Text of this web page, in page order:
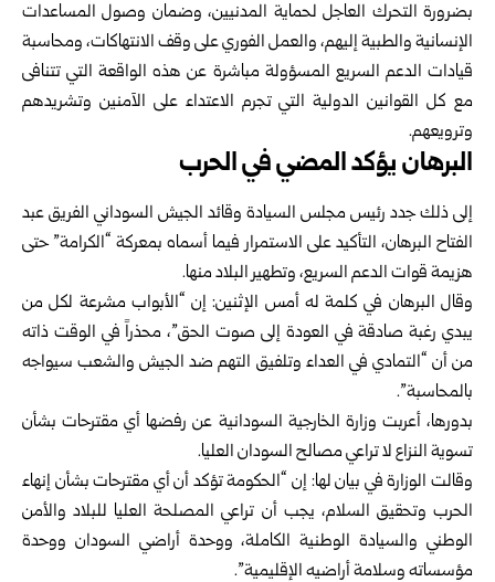
بضرورة التحرك العاجل لحماية المدنيين، وضمان وصول المساعدات
الإنسانية والطبية إليهم، والعمل الفوري على وقف الانتهاكات، ومحاسبة
قيادات الدعم السريع المسؤولة مباشرة عن هذه الواقعة التي تتنافى
مع كل القوانين الدولية التي تجرم الاعتداء على الآمنين وتشريدهم
وترويعهم.
البرهان يؤكد المضي في الحرب
إلى ذلك جدد رئيس مجلس السيادة وقائد الجيش السوداني الفريق عبد
الفتاح البرهان، التأكيد على الاستمرار فيما أسماه بمعركة “الكرامة” حتى
هزيمة قوات الدعم السريع، وتطهير البلاد منها.
وقال البرهان في كلمة له أمس الإثنين: إن “الأبواب مشرعة لكل من
يبدي رغبة صادقة في العودة إلى صوت الحق”، محذراً في الوقت ذاته
من أن “التمادي في العداء وتلفيق التهم ضد الجيش والشعب سيواجه
بالمحاسبة”.
بدورها، أعربت وزارة الخارجية السودانية عن رفضها أي مقترحات بشأن
تسوية النزاع لا تراعي مصالح السودان العليا.
وقالت الوزارة في بيان لها: إن “الحكومة تؤكد أن أي مقترحات بشأن إنهاء
الحرب وتحقيق السلام، يجب أن تراعي المصلحة العليا للبلاد والأمن
الوطني والسيادة الوطنية الكاملة، ووحدة أراضي السودان ووحدة
مؤسساته وسلامة أراضيه الإقليمية”.